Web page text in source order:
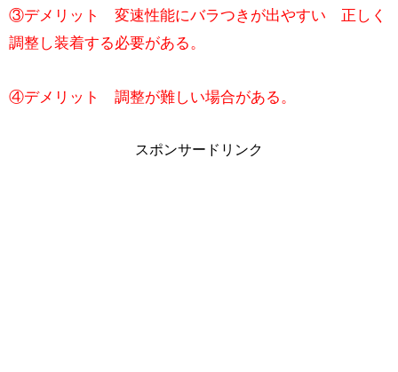
③デメリット 変速性能にバラつきが出やすい 正しく
調整し装着する必要がある。
④デメリット 調整が難しい場合がある。
スポンサードリンク